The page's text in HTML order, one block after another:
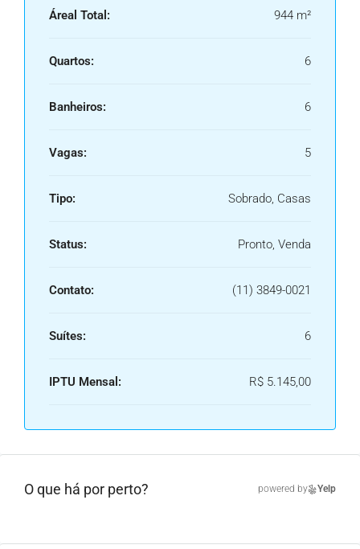
Áreal Total: 944 m²
Quartos: 6
Banheiros: 6
Vagas: 5
Tipo: Sobrado, Casas
Status: Pronto, Venda
Contato: (11) 3849-0021
Suítes: 6
IPTU Mensal: R$ 5.145,00
O que há por perto? powered by Yelp